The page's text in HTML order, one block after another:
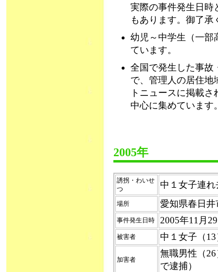
実際の事件発生日時
もあります。御了承
幼児～中学生（一部
ています。
全国で発生した事故
で、管理人の居住地
トニュースに掲載
中心に集めています
2005年
誘拐・わいせ
つ
中１女子連れ
場所 愛知県春日
事件発生日時 2005年11月
被害者 中１女子（
加害者
無職男性（
で逮捕）